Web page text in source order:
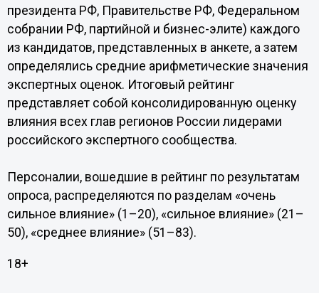
президента РФ, Правительстве РФ, Федеральном
собрании РФ, партийной и бизнес-элите) каждого
из кандидатов, представленных в анкете, а затем
определялись средние арифметические значения
экспертных оценок. Итоговый рейтинг
представляет собой консолидированную оценку
влияния всех глав регионов России лидерами
российского экспертного сообщества.
Персоналии, вошедшие в рейтинг по результатам
опроса, распределяются по разделам «очень
сильное влияние» (1–20), «сильное влияние» (21–
50), «среднее влияние» (51–83).
18+